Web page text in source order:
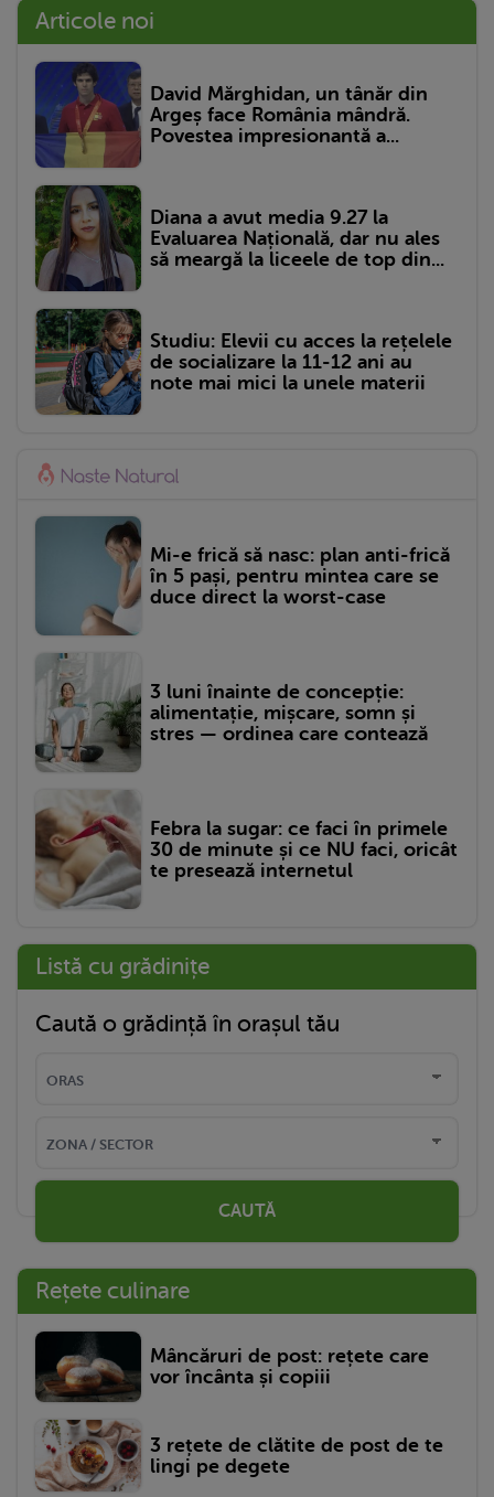
Articole noi
David Mărghidan, un tânăr din
Argeș face România mândră.
Povestea impresionantă a...
Diana a avut media 9.27 la
Evaluarea Națională, dar nu ales
să meargă la liceele de top din...
Studiu: Elevii cu acces la rețelele
de socializare la 11-12 ani au
note mai mici la unele materii
Mi-e frică să nasc: plan anti-frică
în 5 pași, pentru mintea care se
duce direct la worst-case
3 luni înainte de concepție:
alimentație, mișcare, somn și
stres — ordinea care contează
Febra la sugar: ce faci în primele
30 de minute și ce NU faci, oricât
te presează internetul
Listă cu grădinițe
Caută o grădință în orașul tău
CAUTĂ
Rețete culinare
Mâncăruri de post: rețete care
vor încânta și copiii
3 rețete de clătite de post de te
lingi pe degete